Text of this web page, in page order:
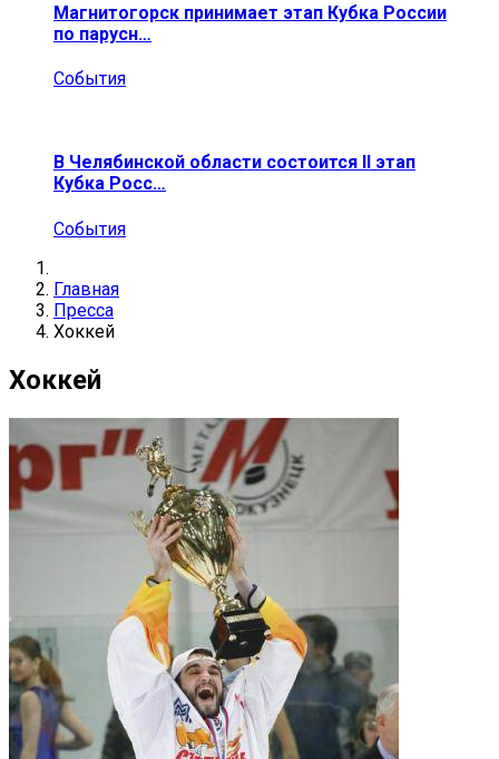
Магнитогорск принимает этап Кубка России
по парусн…
События
В Челябинской области состоится II этап
Кубка Росс…
События
Главная
Пресса
Хоккей
Хоккей